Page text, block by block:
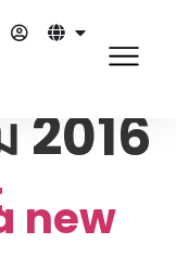
2016
new